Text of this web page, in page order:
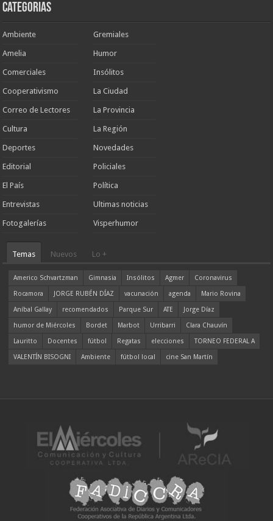
Categorias
Ambiente
Amelia
Comerciales
Cooperativismo
Correo de Lectores
Cultura
Deportes
Editorial
El País
Entrevistas
Fotogalerías
Gremiales
Humor
Insólitos
La Ciudad
La Provincia
La Región
Novedades
Policiales
Política
Ultimas noticias
Visperhumor
Temas Nuevos Lo +
Americo Schvartzman Gimnasia Insólitos Agmer
Coronavirus
Rocamora
JORGE RUBÉN DÍAZ vacunación agenda
Mario Rovina
Aníbal Gallay
recomendados Parque Sur ATE
Jorge Díaz
humor de Miércoles
Bordet Marbot Urribarri
Clara Chauvín
Lauritto
Docentes fútbol Regatas elecciones
TORNEO FEDERAL A
VALENTÍN BISOGNI
Ambiente fútbol local cine San Martín